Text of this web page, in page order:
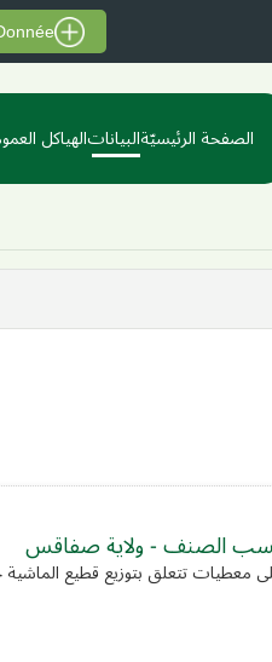
الصفحة الرئيسيّةالبياناتالهياكل
حسب الصنف - ولاية صفاقس
معطيات تتعلق بتوزيع قطيع